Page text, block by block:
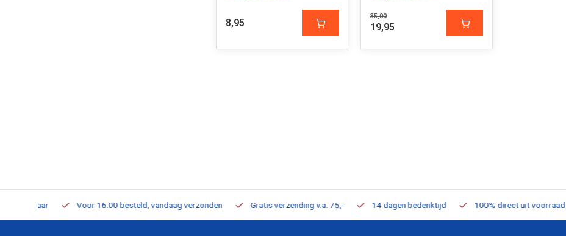
8,95
35,00
19,95
Voor 16:00 besteld, vandaag verzonden Gratis verzending v.a. 75,- 14 dagen bedenktijd 100% direct uit voorraad